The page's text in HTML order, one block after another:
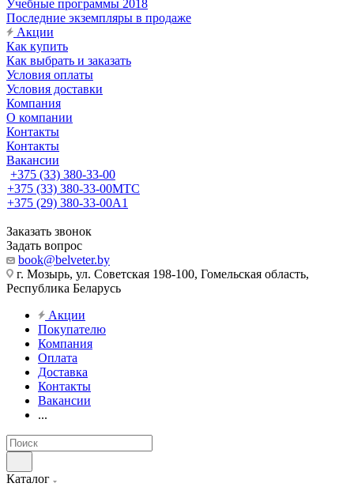
Учебные программы 2018
Последние экземпляры в продаже
Акции
Как купить
Как выбрать и заказать
Условия оплаты
Условия доставки
Компания
О компании
Контакты
Контакты
Вакансии
+375 (33) 380-33-00
+375 (33) 380-33-00МТС
+375 (29) 380-33-00А1
Заказать звонок
Задать вопрос
book@belveter.by
г. Мозырь, ул. Советская 198-100, Гомельская область,
Республика Беларусь
Акции
Покупателю
Компания
Оплата
Доставка
Контакты
Вакансии
...
Каталог